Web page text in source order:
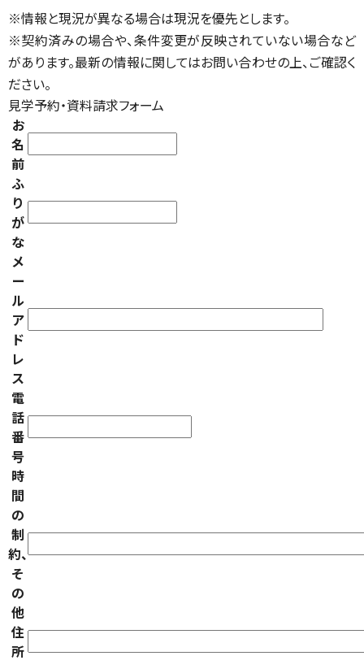
※情報と現況が異なる場合は現況を優先とします。
※契約済みの場合や、条件変更が反映されていない場合など
があります。最新の情報に関してはお問い合わせの上、ご確認く
ださい。
見学予約・資料請求フォーム
お
名
前
ふ
り
が
な
メ
ー
ル
ア
ド
レ
ス
電
話
番
号
時
間
の
制
約、
そ
の
他
住
所